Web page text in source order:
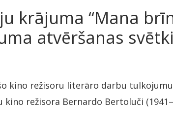
krājuma “Mana
atvēršanas svētki
kino režisoru literāro darbu
režisora Bernardo Bertoluči